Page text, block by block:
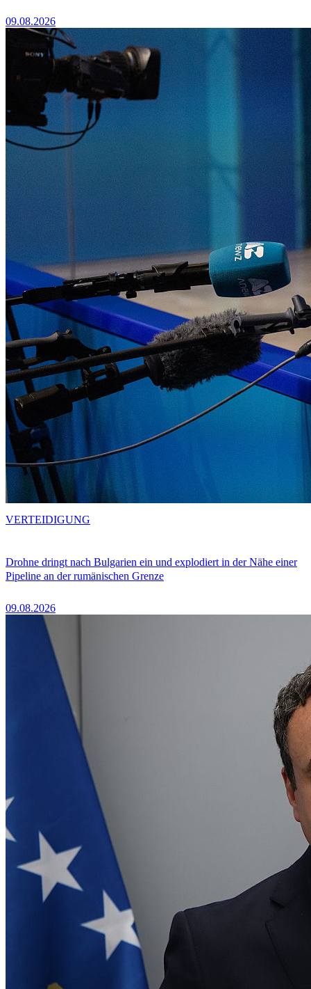
09.08.2026
Drohne dringt nach Bulgarien ein und explodiert in der Nähe einer
Pipeline an der rumänischen Grenze
09.08.2026
VERTEIDIGUNG